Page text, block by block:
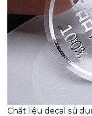
Chất liệu decal sử